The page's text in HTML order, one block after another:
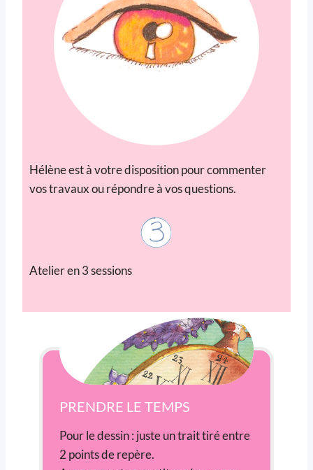
Hélène est à votre disposition pour commenter
vos travaux ou répondre à vos questions.
Atelier en 3 sessions
PRENDRE LE TEMPS
Pour le dessin : juste un trait tiré entre
2 points de repère.